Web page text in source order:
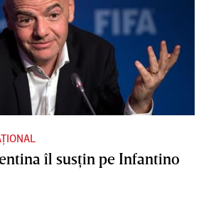
îl susţin pe Infantino